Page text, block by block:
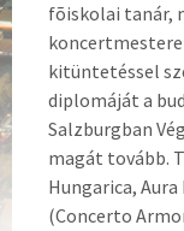
fõiskolai tanár,
koncertmestere
kitüntetéssel
diplomáját a
Salzburgban
magát tovább.
Hungarica,
(Concerto